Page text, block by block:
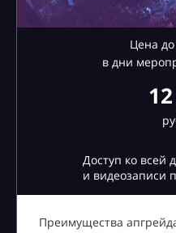
Цена
в дни
Доступ ко всей
и видеозаписи
Преимущества